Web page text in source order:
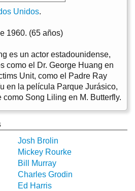
Unidos.
1960. (65 años)
es un actor estadounidense,
como el Dr. George Huang en
Unit, como el Padre Ray
en la película Parque Jurásico,
Song Liling en M. Butterfly.
Josh Brolin
Mickey Rourke
Bill Murray
Charles Grodin
Ed Harris